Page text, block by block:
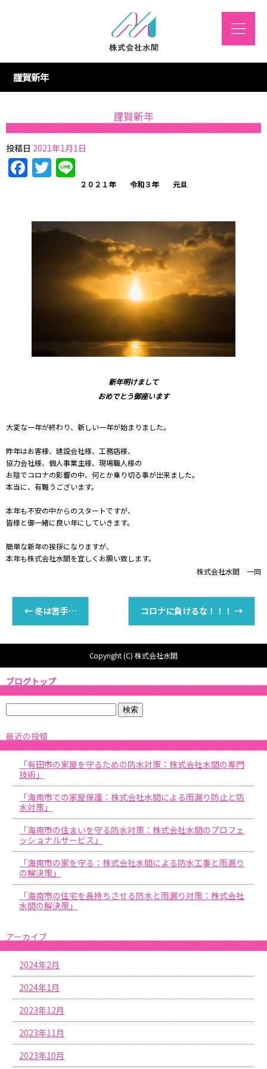
謹賀新年
謹賀新年
投稿日 2021年1月1日
Facebook
Twitter
２０２１年 令和３年 元旦
新年明けまして
おめでとう御座います
大変な一年が終わり、新しい一年が始まりました。
昨年はお客様、建設会社様、工務店様、
協力会社様、個人事業主様、現場職人様の
お陰でコロナの影響の中、何とか乗り切る事が出来ました。
本当に、有難うございます。
本年も不安の中からのスタートですが、
皆様と御一緒に良い年にしていきます。
簡単な新年の挨拶になりますが、
本年も株式会社水間を宜しくお願い致します。
株式会社水間 一同
←冬は苦手… コロナに負けるな！！！ →
Copyright (C) 株式会社水間
ブログトップ
最近の投稿
「有田市の家屋を守るための防水対策：株式会社水間の専門
技術」
「海南市での家屋保護：株式会社水間による雨漏り防止と防
水対策」
「海南市の住まいを守る防水対策：株式会社水間のプロフェ
ッショナルサービス」
「海南市の家を守る：株式会社水間による防水工事と雨漏り
の解決策」
「海南市の住宅を長持ちさせる防水と雨漏り対策：株式会社
水間の解決策」
アーカイブ
2024年2月
2024年1月
2023年12月
2023年11月
2023年10月